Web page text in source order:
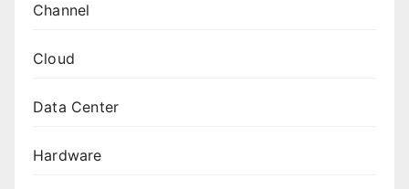
Channel
Cloud
Data Center
Hardware